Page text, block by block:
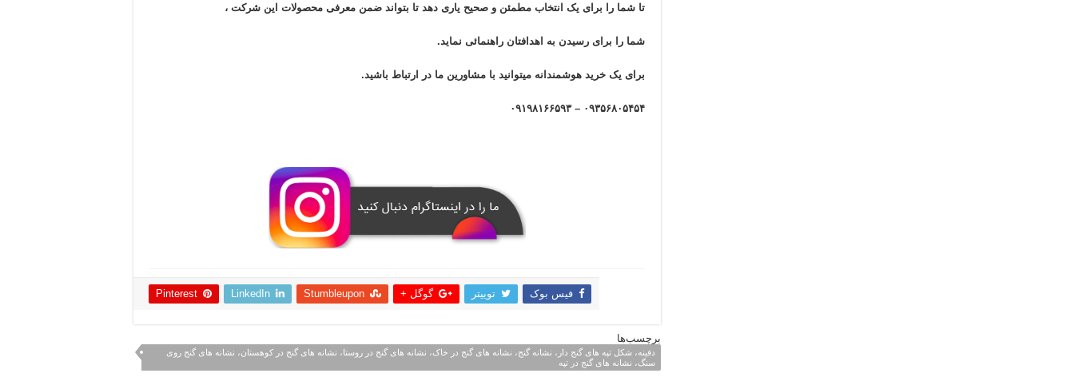
تا شما را برای یک انتخاب مطمئن و صحیح یاری دهد تا بتواند ضمن معرفی محصولات این شرکت ،
شما را برای رسیدن به اهدافتان راهنمائی نماید.
برای یک خرید هوشمندانه میتوانید با مشاورین ما در ارتباط باشید.
۰۹۳۵۶۸۰۵۴۵۴ – ۰۹۱۹۸۱۶۶۵۹۳
فیس بوک توییتر گوگل + Stumbleupon
LinkedIn
Pinterest
برچسب‌ها
دفینه، شکل تپه های گنج دار، نشانه گنج، نشانه های گنج در خاک، نشانه های گنج در روستا، نشانه های گنج در کوهستان، نشانه های گنج روی
سنگ، نشانه های گنج در تپه